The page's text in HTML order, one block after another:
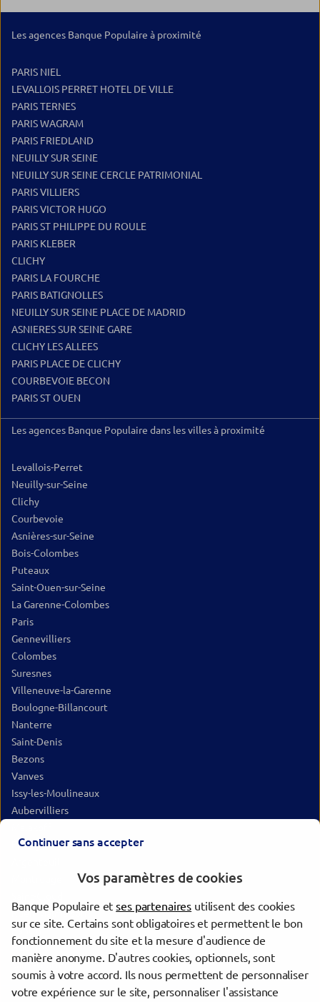
Les agences Banque Populaire à proximité
PARIS NIEL
LEVALLOIS PERRET HOTEL DE VILLE
PARIS TERNES
PARIS WAGRAM
PARIS FRIEDLAND
NEUILLY SUR SEINE
NEUILLY SUR SEINE CERCLE PATRIMONIAL
PARIS VILLIERS
PARIS VICTOR HUGO
PARIS ST PHILIPPE DU ROULE
PARIS KLEBER
CLICHY
PARIS LA FOURCHE
PARIS BATIGNOLLES
NEUILLY SUR SEINE PLACE DE MADRID
ASNIERES SUR SEINE GARE
CLICHY LES ALLEES
PARIS PLACE DE CLICHY
COURBEVOIE BECON
PARIS ST OUEN
Les agences Banque Populaire dans les villes à proximité
Levallois-Perret
Neuilly-sur-Seine
Clichy
Courbevoie
Asnières-sur-Seine
Bois-Colombes
Puteaux
Saint-Ouen-sur-Seine
La Garenne-Colombes
Paris
Gennevilliers
Colombes
Suresnes
Villeneuve-la-Garenne
Boulogne-Billancourt
Nanterre
Saint-Denis
Bezons
Vanves
Issy-les-Moulineaux
Aubervilliers
Épinay-sur-Seine
Rueil-Malmaison
Pantin
Houilles
Saint-Gratien
Continuer sans accepter
Vos paramètres de cookies
Banque Populaire etses partenaires utilisent des cookies
sur ce site. Certains sont obligatoires et permettent le bon
fonctionnement du site et la mesure d'audience de
manière anonyme. D'autres cookies, optionnels, sont
soumis à votre accord. Ils nous permettent de personnaliser
votre expérience sur le site, personnaliser l'assistance